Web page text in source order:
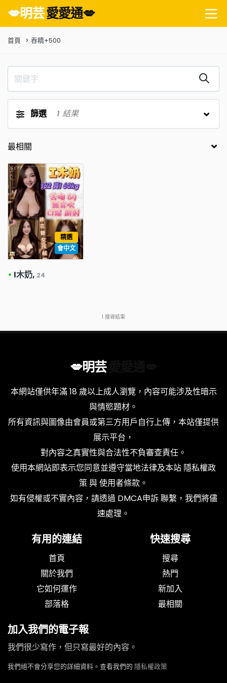
💋明芸愛愛通💋
首頁 吞精+500
篩選 1 結果
精選
會中文
• I木奶, 24
1 搜尋結果
💋明芸
本網站僅供年滿 18 歲以上成人瀏覽，內容可能涉及性暗示
與情慾題材。
所有資訊與圖像由會員或第三方用戶自行上傳，本站僅提供
展示平台，
對內容之真實性與合法性不負審查責任。
使用本網站即表示您同意並遵守當地法律及本站 隱私權政
策與使用者條款 。
如有侵權或不實內容，請透過 DMCA申訴聯繫，我們將儘
速處理。
有用的連結
首頁
關於我們
它如何運作
部落格
快速搜尋
搜尋
熱門
新加入
最相關
加入我們的電子報
我們很少寫作，但只寫最好的內容。
我們絕不會分享您的詳細資料。查看我們的 隱私權政策